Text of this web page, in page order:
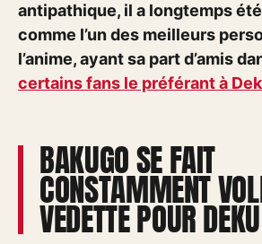
antipathique, il a longtemps
comme l’un des meilleurs
l’anime, ayant sa part d’amis
certains fans le préférant à
BAKUGO SE FAIT
CONSTAMMENT
VEDETTE POUR